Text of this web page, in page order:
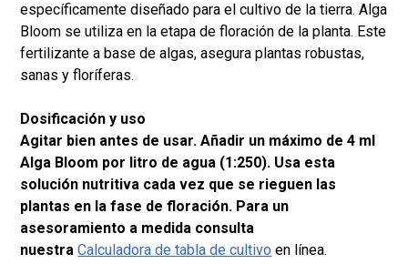
específicamente diseñado para el cultivo de la tierra. Alga
Bloom se utiliza en la etapa de floración de la planta. Este
fertilizante a base de algas, asegura plantas robustas,
sanas y floríferas.
Dosificación y uso
Agitar bien antes de usar. Añadir un máximo de 4 ml
Alga Bloom por litro de agua (1:250). Usa esta
solución nutritiva cada vez que se rieguen las
plantas en la fase de floración. Para un
asesoramiento a medida consulta
nuestraCalculadora de tabla de cultivo en línea.